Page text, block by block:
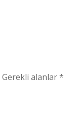
Gerekli alanlar*